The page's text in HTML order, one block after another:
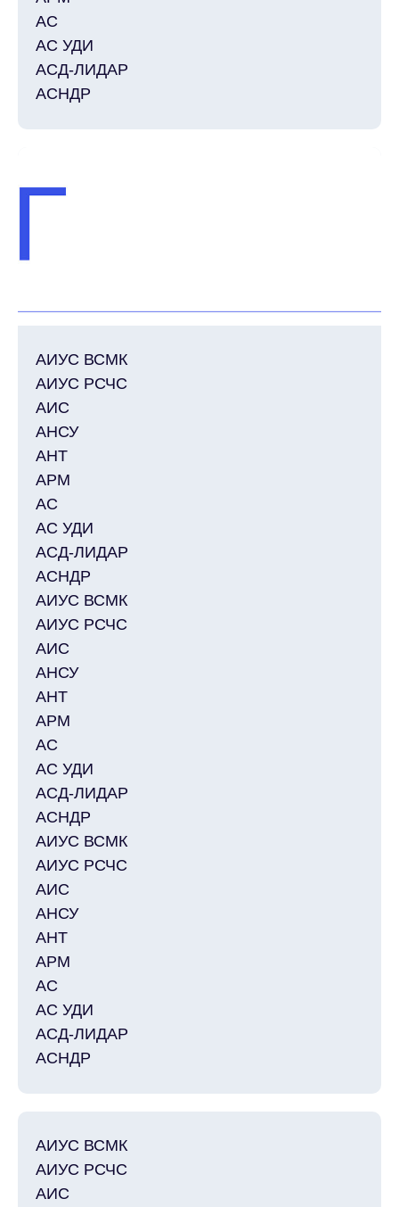
АС
АС УДИ
АСД-ЛИДАР
АСНДР
АИУС ВСМК
АИУС РСЧС
АИС
АНСУ
АНТ
АРМ
АС
АС УДИ
АСД-ЛИДАР
АСНДР
АИУС ВСМК
АИУС РСЧС
АИС
АНСУ
АНТ
АРМ
АС
АС УДИ
АСД-ЛИДАР
АСНДР
АИУС ВСМК
АИУС РСЧС
АИС
АНСУ
АНТ
АРМ
АС
АС УДИ
АСД-ЛИДАР
АСНДР